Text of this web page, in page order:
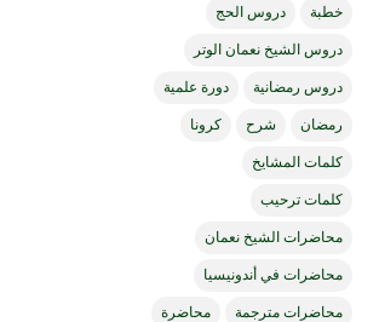
خطبة دروس الحج
دروس الشيخ نعمان الوتر
دروس رمضانية دورة علمية
رمضان شرح كرونا
كلمات المشايخ
كلمات ترحيب
محاضرات الشيخ نعمان
محاضرات في أندونيسيا
محاضرات مترجمة محاضرة